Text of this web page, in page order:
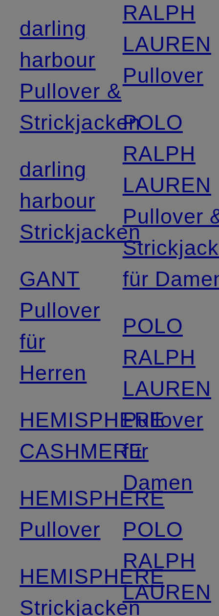
darling
harbour
Pullover &
Strickjacken
darling
harbour
Strickjacken
GANT
Pullover
für
Herren
HEMISPHERE
CASHMERE
HEMISPHERE
Pullover
HEMISPHERE
Strickjacken
RALPH
LAUREN
Pullover
POLO
RALPH
LAUREN
Pullover
für
POLO
RALPH
LAUREN
Pullover
für
Damen
POLO
RALPH
LAUREN